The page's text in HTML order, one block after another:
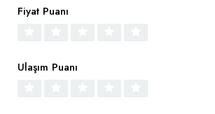
Fiyat Puanı
Ulaşım Puanı